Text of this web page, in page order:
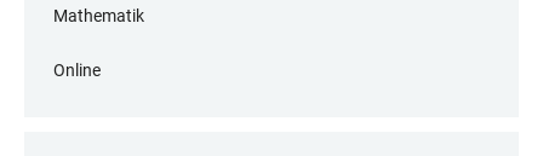
Mathematik
Online